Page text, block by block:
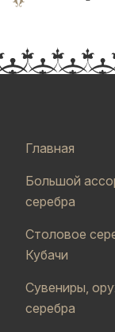
Главная
Большой
серебра
Столовое
Кубачи
Сувениры,
серебра